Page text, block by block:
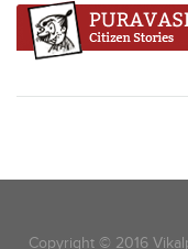
Copyright © 2016